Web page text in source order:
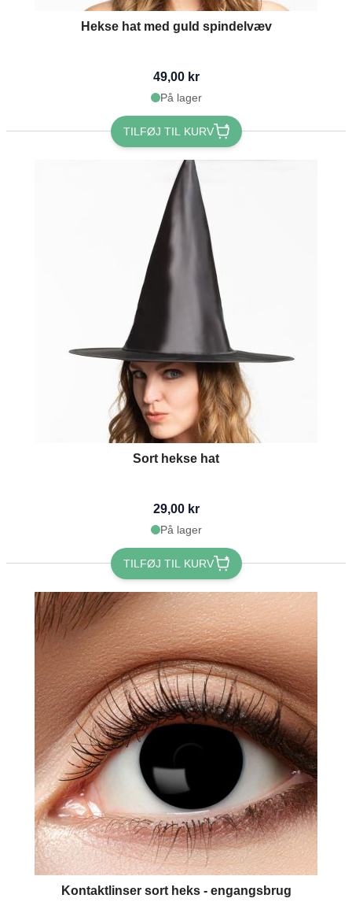
Hekse hat med guld spindelvæv
49,00 kr
På lager
TILFØJ TIL KURV
Sort hekse hat
29,00 kr
På lager
TILFØJ TIL KURV
Kontaktlinser sort heks - engangsbrug